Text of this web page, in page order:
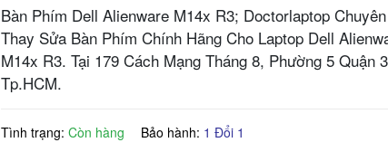
Bàn Phím Dell Alienware M14x R3; Doctorlaptop Chuyên
Thay Sửa Bàn Phím Chính Hãng Cho Laptop Dell
M14x R3. Tại 179 Cách Mạng Tháng 8, Phường 5 Quận 3
Tp.HCM.
Tình trạng:Còn hàng Bảo hành: 1 Đổi 1